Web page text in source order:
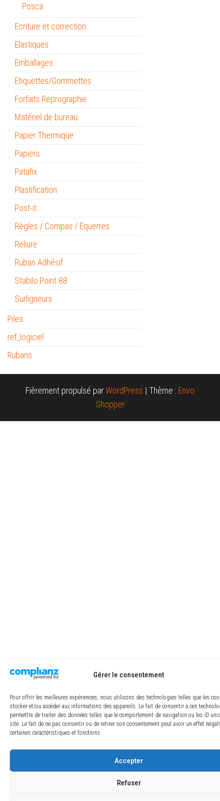
Gérer le consentement
Pour offrir les meilleures expériences, nous utilisons des technologies telles que les
stocker et/ou accéder aux informations des appareils. Le fait de consentir à ces
permettra de traiter des données telles que le comportement de navigation ou les ID
site. Le fait de ne pas consentir ou de retirer son consentement peut avoir un effet
certaines caractéristiques et fonctions.
Accepter
Refuser
Posca
Ecriture et correction
Elastiques
Emballages
Etiquettes/Gommettes
Forfaits Reprographie
Matériel de bureau
Papier Thermique
Papiers
Patafix
Plastification
Post-it
Règles / Compas / Equerres
Reliure
Ruban Adhésif
Stabilo Point 88
Surligneurs
Piles
ref_logiciel
Rubans
Fièrement propulsé parWordPress | Thème : Envo
Shopper